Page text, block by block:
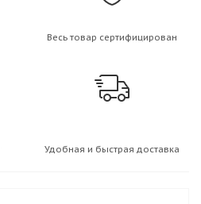
Весь товар сертифицирован
Удобная и быстрая доставка